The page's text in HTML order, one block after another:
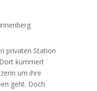
privaten Station
kümmert
um ihre
geht. Doch